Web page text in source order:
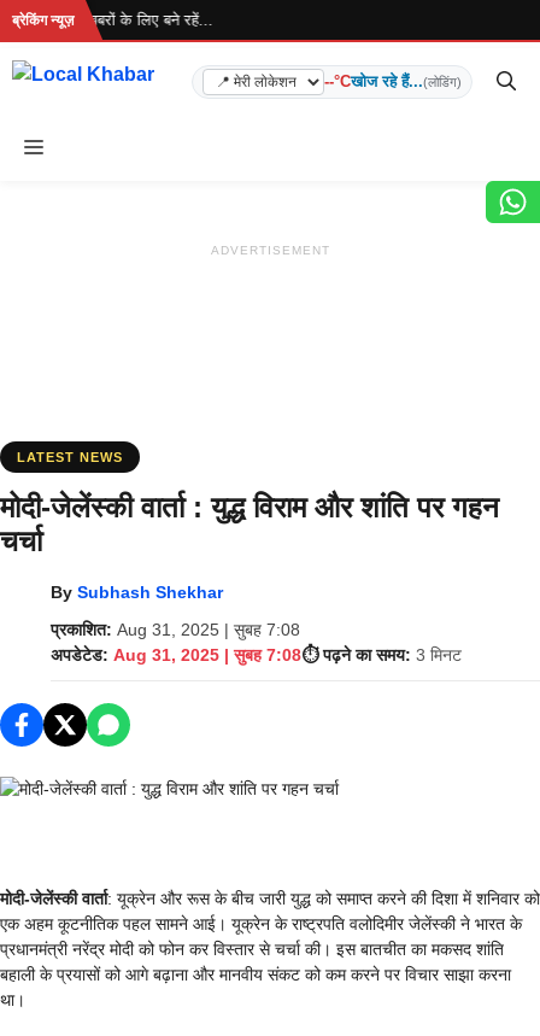
Skip
content
ब्रेकिंग न्यूज़
है... ताज़ा खबरों के लिए बने रहें...
--°Cखोज रहे हैं...(लोडिंग)
Menu
ADVERTISEMENT
LATEST NEWS
मोदी-जेलेंस्की वार्ता : युद्ध विराम और शांति पर गहन
चर्चा
By Subhash Shekhar
प्रकाशित: Aug 31, 2025 | सुबह 7:08
अपडेटेड: Aug 31, 2025 | सुबह 7:08⏱️ पढ़ने का समय: 3 मिनट
मोदी-जेलेंस्की वार्ता: यूक्रेन और रूस के बीच जारी युद्ध को समाप्त करने की दिशा में शनिवार को
एक अहम कूटनीतिक पहल सामने आई। यूक्रेन के राष्ट्रपति वलोदिमीर जेलेंस्की ने भारत के
प्रधानमंत्री नरेंद्र मोदी को फोन कर विस्तार से चर्चा की। इस बातचीत का मकसद शांति
बहाली के प्रयासों को आगे बढ़ाना और मानवीय संकट को कम करने पर विचार साझा करना
था।